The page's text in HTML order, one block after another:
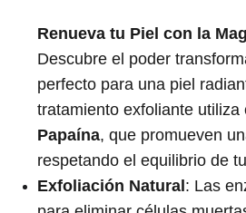
Renueva tu Piel con la
Descubre el poder
perfecto para una piel
tratamiento exfoliante
Papaína, que promueven
respetando el equilibrio de
Exfoliación Natural : Las